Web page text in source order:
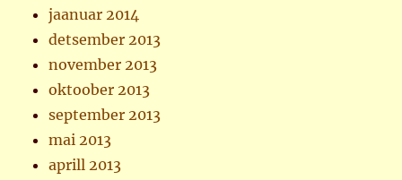
jaanuar 2014
detsember 2013
november 2013
oktoober 2013
september 2013
mai 2013
aprill 2013